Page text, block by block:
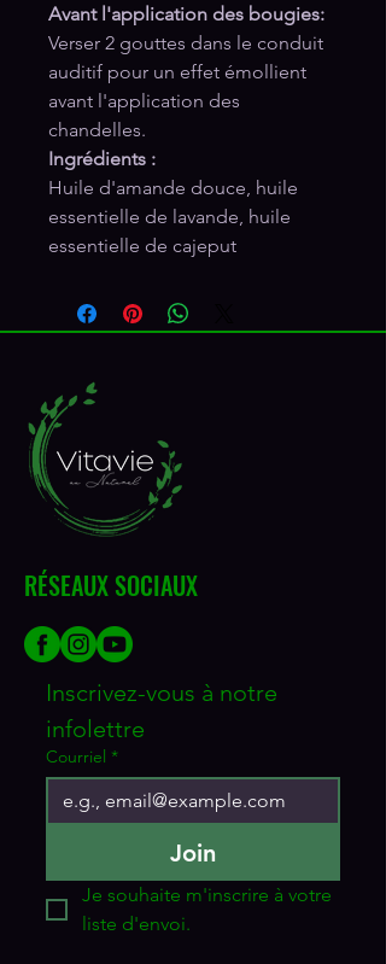
Avant l'application des bougies:
Verser 2 gouttes dans le conduit
auditif pour un effet émollient
avant l'application des
chandelles.
Ingrédients :
Huile d'amande douce, huile
essentielle de lavande, huile
essentielle de cajeput
RÉSEAUX SOCIAUX
Inscrivez-vous à notre
infolettre
Courriel *
Join
Je souhaite m'inscrire à votre
liste d'envoi.